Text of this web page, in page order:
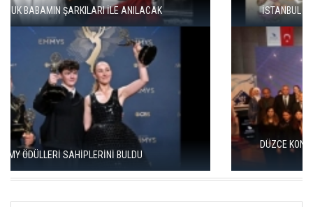
İSTANBUL COMICS AND ART FESTIVAL YOUTH ÜSKÜDAR'DA
DÜZCE KONURALP ULUSLARARASI FILM FESTIVALI ÖDÜLLERI
SAHIPLERINI BULDU